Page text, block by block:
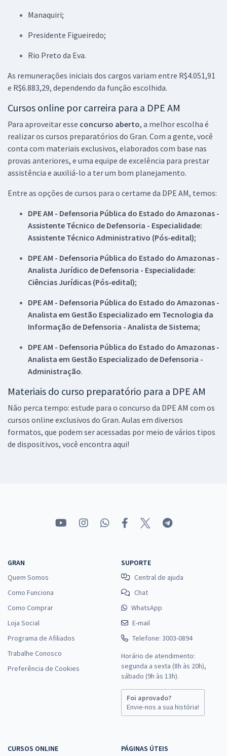
Manaquiri;
Presidente Figueiredo;
Rio Preto da Eva.
As remunerações iniciais dos cargos variam entre R$4.051,91
e R$6.883,29, dependendo da função escolhida.
Cursos online por carreira para a DPE AM
Para aproveitar esse concurso aberto, a melhor escolha é
realizar os cursos preparatórios do Gran. Com a gente, você
conta com materiais exclusivos, elaborados com base nas
provas anteriores, e uma equipe de excelência para prestar
assistência e auxiliá-lo a ter um bom planejamento.
Entre as opções de cursos para o certame da DPE AM, temos:
DPE AM - Defensoria Pública do Estado do Amazonas -
Assistente Técnico de Defensoria - Especialidade:
Assistente Técnico Administrativo (Pós-edital);
DPE AM - Defensoria Pública do Estado do Amazonas -
Analista Jurídico de Defensoria - Especialidade:
Ciências Jurídicas (Pós-edital);
DPE AM - Defensoria Pública do Estado do Amazonas -
Analista em Gestão Especializado em Tecnologia da
Informação de Defensoria - Analista de Sistema;
DPE AM - Defensoria Pública do Estado do Amazonas -
Analista em Gestão Especializado de Defensoria -
Administração.
Materiais do curso preparatório para a DPE AM
Não perca tempo: estude para o concurso da DPE AM com os
cursos online exclusivos do Gran. Aulas em diversos
formatos, que podem ser acessadas por meio de vários tipos
de dispositivos, você encontra aqui!
GRAN
Quem Somos
Como Funciona
Como Comprar
Loja Social
Programa de Afiliados
Trabalhe Conosco
Preferência de Cookies
SUPORTE
Central de ajuda
Chat
WhatsApp
E-mail
Telefone: 3003-0894
Horário de atendimento:
segunda a sexta (8h às 20h),
sábado (9h às 13h).
Foi aprovado?
Envie-nos a sua história!
CURSOS ONLINE PÁGINAS ÚTEIS